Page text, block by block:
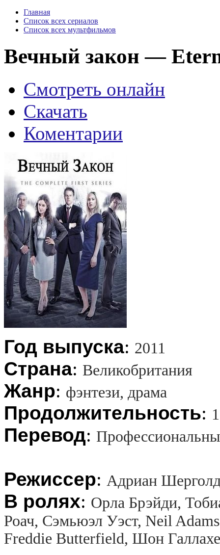
Главная
Список всех сериалов
Список всех мультфильмов
Вечный закон —
Смотреть онлайн
Скачать
Коментарии
Год выпуска: 2011
Страна: Великобритания
Жанр: фэнтези, драма
Продолжительность:
Перевод:
Режиссер: Адриан
В ролях: Орла Брэйди,
Роач, Сэмьюэл Уэст, Neil
Freddie Butterfield, Шон